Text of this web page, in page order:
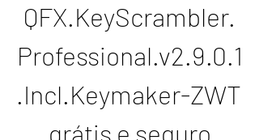
QFX.KeyScrambler.
Professional.v2.9.0.1
.Incl.Keymaker-ZWT
grátis e seguro